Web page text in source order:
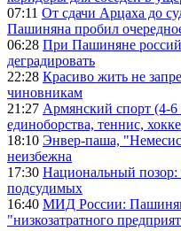
07:11 От сдачи Арцаха до
Пашиняна пробил
06:28 При Пашиняне
деградировать
22:28 Красиво жить не
чиновникам
21:27 Армянский спорт (4-6
единоборства, теннис,
18:10 Энвер-паша,
неизбежна
17:30 Национальный позор:
подсудимых
16:40 МИД России:
"низкозатратного